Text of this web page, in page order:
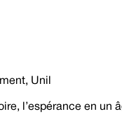
Unil
l’espérance en un